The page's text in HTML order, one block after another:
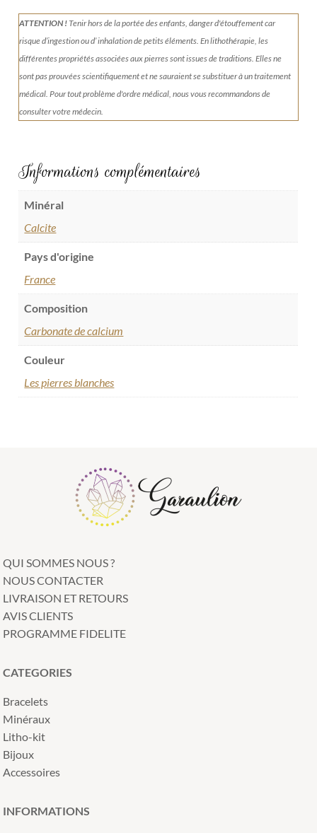
ATTENTION !Tenirhors de la portée des enfants, danger d'étouffement car
risque d’ingestion ou d’ inhalation de petits éléments.En lithothérapie, les
différentes propriétés associées aux pierres sont issues de traditions. Elles ne
sont pas prouvées scientifiquement et ne sauraient se substituer à un traitement
médical. Pour tout problème d'ordre médical, nous vous recommandons de
consulter votre médecin.
Informations complémentaires
Minéral
Calcite
Pays d'origine
France
Composition
Carbonate de calcium
Couleur
Les pierres blanches
QUI SOMMES NOUS ?
NOUS CONTACTER
LIVRAISON ET RETOURS
AVIS CLIENTS
PROGRAMME FIDELITE
CATEGORIES
Bracelets
Minéraux
Litho-kit
Bijoux
Accessoires
INFORMATIONS